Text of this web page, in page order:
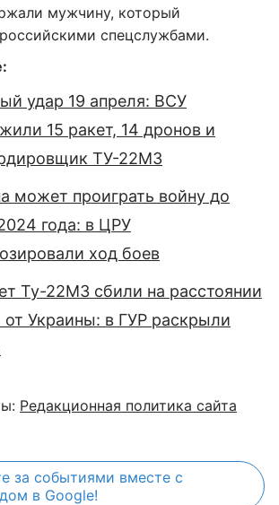
мужчину, который
спецслужбами.
удар 19 апреля: ВСУ
15 ракет, 14 дронов и
ТУ-22М3
может проиграть войну до
года: в ЦРУ
ход боев
Ту-22МЗ сбили на расстоянии
Украины: в ГУР раскрыли
Редакционная политика сайта
за событиями вместе с
в Google!